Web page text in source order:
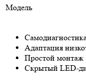
Модель
Адаптация
Простой монтаж
Скрытый LED-